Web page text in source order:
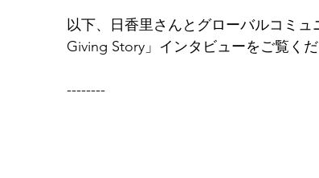
以下、日香里さんとグローバルコミ
Giving Story」インタビューをご覧くだ
--------